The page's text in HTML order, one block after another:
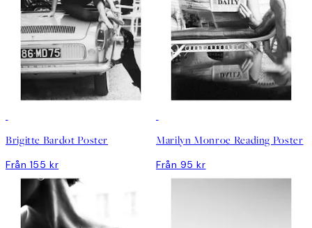
Brigitte Bardot Poster
Från 155 kr
Marilyn Monroe Reading Poster
Från 95 kr